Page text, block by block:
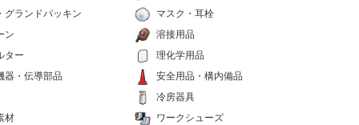
グランドパッキン
ン
ター
器・伝導部品
材
マスク・耳栓
溶接用品
理化学用品
安全用品・構内備品
冷房器具
ワークシューズ